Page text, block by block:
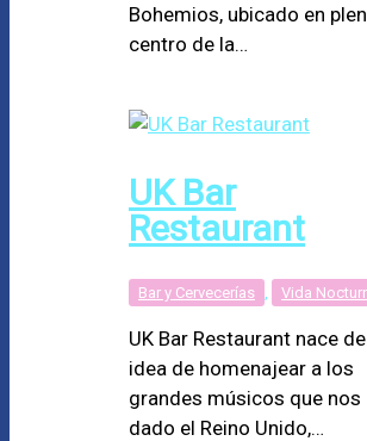
Bohemios, ubicado en
centro de la…
UK Bar
Restaurant
Bar y Cervecerías Vida
UK Bar Restaurant nace
idea de homenajear a los
grandes músicos que nos
dado el Reino Unido,…